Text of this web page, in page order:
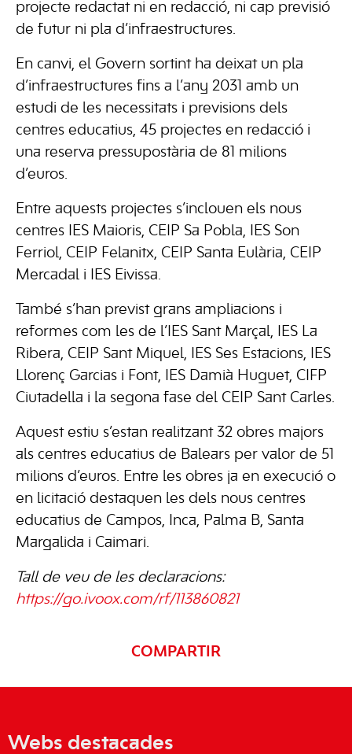
projecte redactat ni en redacció, ni cap previsió
de futur ni pla d’infraestructures.
En canvi, el Govern sortint ha deixat un pla
d’infraestructures fins a l’any 2031 amb un
estudi de les necessitats i previsions dels
centres educatius, 45 projectes en redacció i
una reserva pressupostària de 81 milions
d’euros.
Entre aquests projectes s’inclouen els nous
centres IES Maioris, CEIP Sa Pobla, IES Son
Ferriol, CEIP Felanitx, CEIP Santa Eulària, CEIP
Mercadal i IES Eivissa.
També s’han previst grans ampliacions i
reformes com les de l’IES Sant Marçal, IES La
Ribera, CEIP Sant Miquel, IES Ses Estacions, IES
Llorenç Garcias i Font, IES Damià Huguet, CIFP
Ciutadella i la segona fase del CEIP Sant Carles.
Aquest estiu s’estan realitzant 32 obres majors
als centres educatius de Balears per valor de 51
milions d’euros. Entre les obres ja en execució o
en licitació destaquen les dels nous centres
educatius de Campos, Inca, Palma B, Santa
Margalida i Caimari.
Tall de veu de les declaracions:
https://go.ivoox.com/rf/113860821
COMPARTIR
Webs destacades